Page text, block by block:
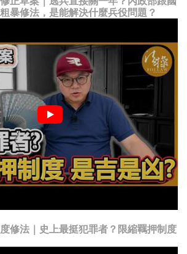
暴修法，是能解決什麼兵役問題？
修法｜史上最挺犯罪者？限縮羈押制度